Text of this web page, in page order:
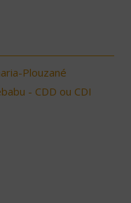
Plouzané
- CDD ou CDI